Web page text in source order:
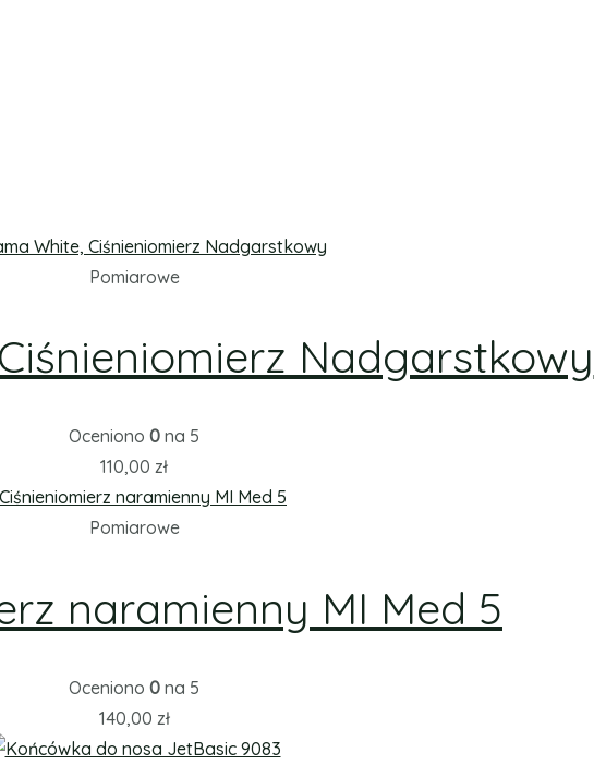
Pomiarowe
Nadgarstkowy
Oceniono 0 na 5
110,00 zł
Pomiarowe
naramienny MI Med 5
Oceniono 0 na 5
140,00 zł